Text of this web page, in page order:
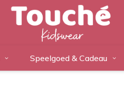
Speelgoed & Cadeau